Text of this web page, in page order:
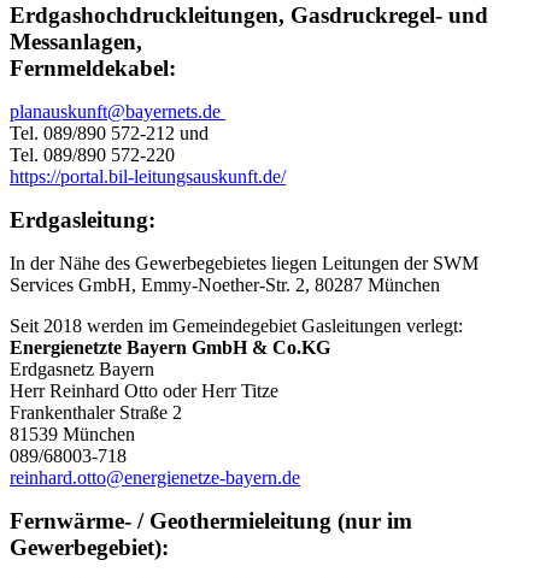
Erdgashochdruckleitungen, Gasdruckregel- und
Messanlagen,
Fernmeldekabel:
planauskunft@bayernets.de
Tel. 089/890 572-212 und
Tel. 089/890 572-220
https://portal.bil-leitungsauskunft.de/
Erdgasleitung:
In der Nähe des Gewerbegebietes liegen Leitungen der SWM
Services GmbH, Emmy-Noether-Str. 2, 80287 München
Seit 2018 werden im Gemeindegebiet Gasleitungen verlegt:
Energienetzte Bayern GmbH & Co.KG
Erdgasnetz Bayern
Herr Reinhard Otto oder Herr Titze
Frankenthaler Straße 2
81539 München
089/68003-718
reinhard.otto@energienetze-bayern.de
Fernwärme- / Geothermieleitung (nur im
Gewerbegebiet):